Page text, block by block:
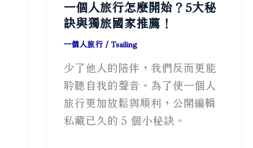
一個人旅行怎麼開始？5大秘
訣與獨旅國家推薦！
一個人旅行/ Tsailing
少了他人的陪伴，我們反而更能
聆聽自我的聲音。為了使一個人
旅行更加放鬆與順利，公開編輯
私藏已久的 5 個小秘訣。